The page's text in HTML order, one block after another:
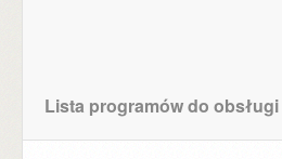
Lista programów do